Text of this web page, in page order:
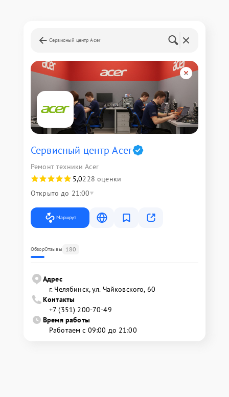
Сервисный центр Acer
Сервисный центр Acer
Ремонт техники Acer
5,0228 оценки
Открыто до 21:00
Маршрут
ОбзорОтзывы 180
Адрес
г. Челябинск, ул. Чайковского, 60
Контакты
+7 (351) 200-70-49
Время работы
Работаем с 09:00 до 21:00